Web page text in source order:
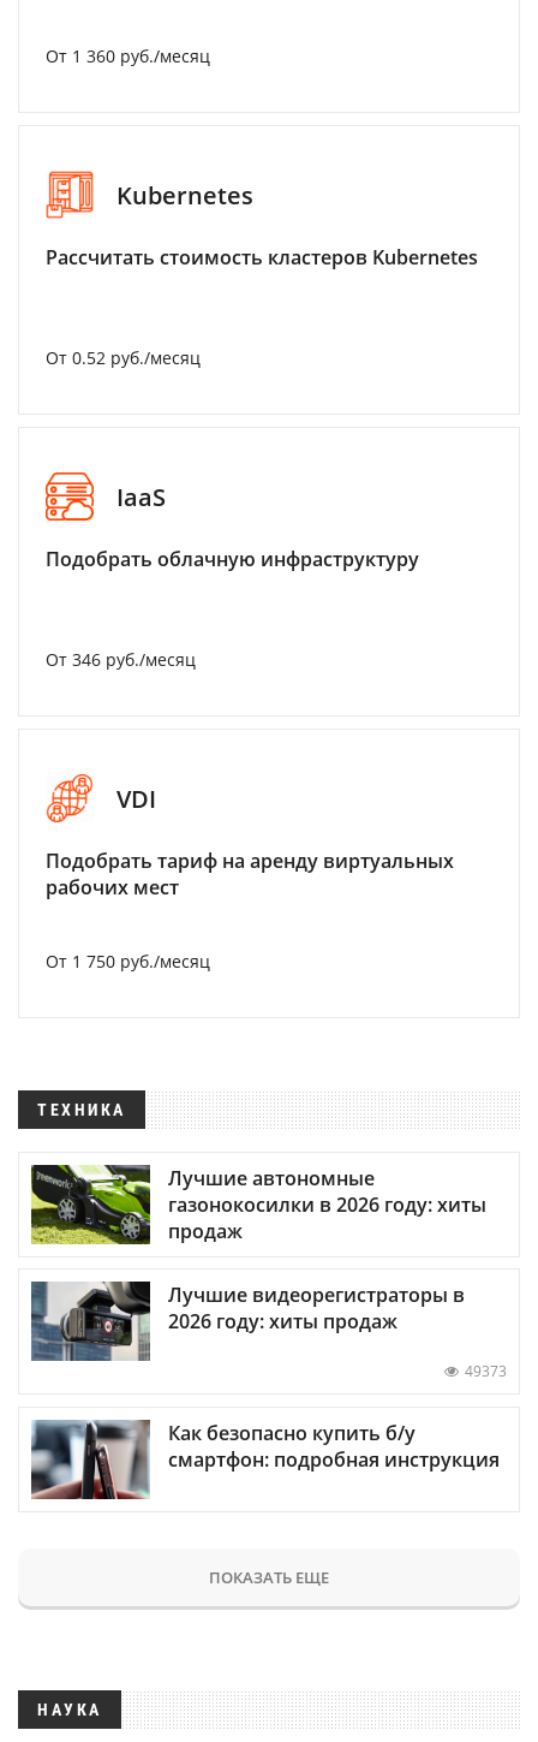
От 1 360 руб./месяц
Kubernetes
Рассчитать стоимость кластеров Kubernetes
От 0.52 руб./месяц
IaaS
Подобрать облачную инфраструктуру
От 346 руб./месяц
VDI
Подобрать тариф на аренду виртуальных
рабочих мест
От 1 750 руб./месяц
ТЕХНИКА
Лучшие автономные
газонокосилки в 2026 году: хиты
продаж
Лучшие видеорегистраторы в
2026 году: хиты продаж
49373
Как безопасно купить б/у
смартфон: подробная инструкция
ПОКАЗАТЬ ЕЩЕ
НАУКА